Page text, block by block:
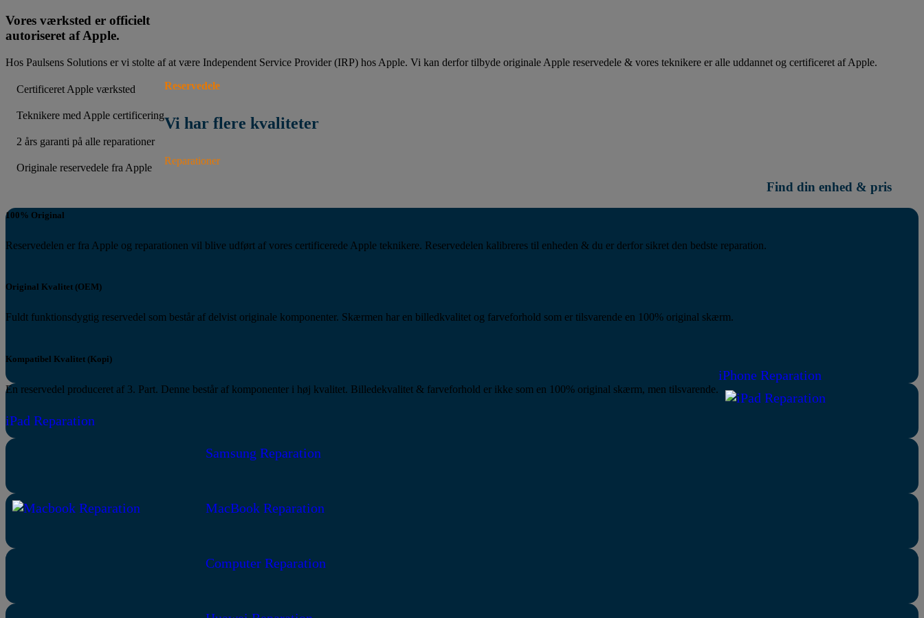
Vores værksted er officielt
autoriseret af Apple.
Hos Paulsens Solutions er vi stolte af at være Independent Service Provider (IRP) hos Apple. Vi kan derfor tilbyde originale Apple reservedele & vores teknikere er alle uddannet og certificeret af Apple.
Certificeret Apple værksted
Teknikere med Apple certificering
2 års garanti på alle reparationer
Originale reservedele fra Apple
Reservedele
Vi har flere kvaliteter
100% Original
Reservedelen er fra Apple og reparationen vil blive udført af vores certificerede Apple teknikere. Reservedelen kalibreres til enheden & du er derfor sikret den bedste reparation.
Original Kvalitet (OEM)
Fuldt funktionsdygtig reservedel som består af delvist originale komponenter. Skærmen har en billedkvalitet og farveforhold som er tilsvarende en 100% original skærm.
Kompatibel Kvalitet (Kopi)
En reservedel produceret af 3. Part. Denne består af komponenter i høj kvalitet. Billedekvalitet & farveforhold er ikke som en 100% original skærm, men tilsvarende.
Reparationer
Find din enhed & pris
iPhone Reparation
iPad Reparation
Samsung Reparation
MacBook Reparation
Computer Reparation